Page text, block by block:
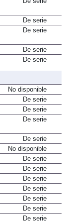
De serie
De serie
De serie
De serie
No disponible
De serie
De serie
De serie
De serie
No disponible
De serie
De serie
De serie
De serie
De serie
De serie
De serie